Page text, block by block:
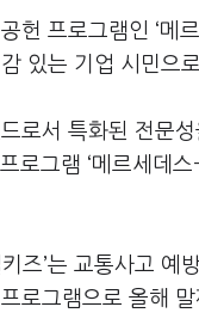
헌 프로그램인 ‘메
있는 기업 시민으
로서 특화된 전문
로그램 ‘메르세데
즈’는 교통사고
로그램으로 올해